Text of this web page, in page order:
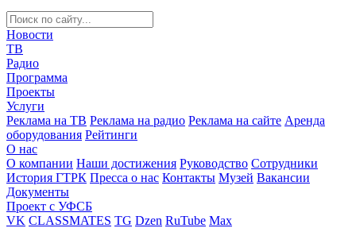
Новости
ТВ
Радио
Программа
Проекты
Услуги
Реклама на ТВ Реклама на радио Реклама на сайте Аренда
оборудования Рейтинги
О нас
О компании Наши достижения Руководство Сотрудники
История ГТРК Пресса о нас Контакты Музей Вакансии
Документы
Проект с УФСБ
VK CLASSMATES TG Dzen RuTube Max